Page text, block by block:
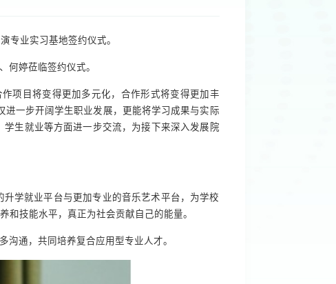
专业实习基地签约仪式。
何婷莅临签约仪式。
项目将变得更加多元化，合作形式将变得更加丰
一步开阔学生职业发展，更能将学习成果与实际
生就业等方面进一步交流，为接下来深入发展院
学就业平台与更加专业的音乐艺术平台，为学校
技能水平，真正为社会贡献自己的能量。
通，共同培养复合应用型专业人才。